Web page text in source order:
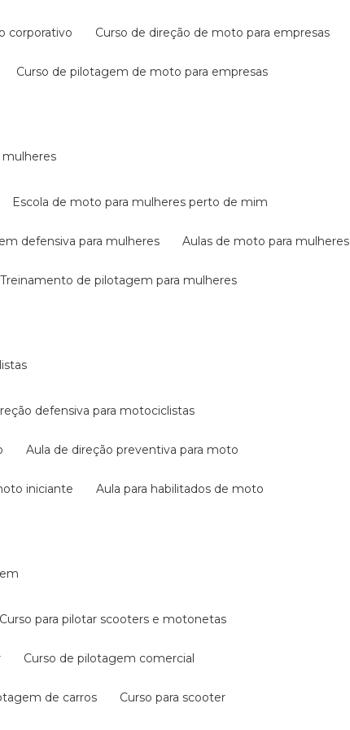
corporativo curso de direção de moto para empresas
curso de pilotagem de moto para empresas
mulheres
escola de moto para mulheres perto de mim
defensiva para mulheres aulas de moto para mulheres
treinamento de pilotagem para mulheres
defensiva para motociclistas
aula de direção preventiva para moto
iniciante aula para habilitados de moto
curso para pilotar scooters e motonetas
curso de pilotagem comercial
de carros curso para scooter